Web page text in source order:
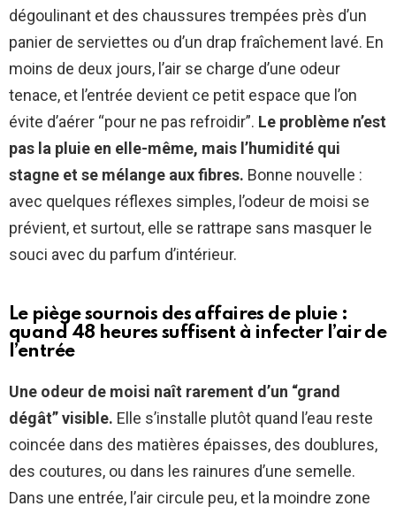
dégoulinant et des chaussures trempées près d’un
panier de serviettes ou d’un drap fraîchement lavé. En
moins de deux jours, l’air se charge d’une odeur
tenace, et l’entrée devient ce petit espace que l’on
évite d’aérer “pour ne pas refroidir”. Le problème n’est
pas la pluie en elle-même, mais l’humidité qui
stagne et se mélange aux fibres. Bonne nouvelle :
avec quelques réflexes simples, l’odeur de moisi se
prévient, et surtout, elle se rattrape sans masquer le
souci avec du parfum d’intérieur.
Le piège sournois des affaires de pluie :
quand 48 heures suffisent à infecter l’air de
l’entrée
Une odeur de moisi naît rarement d’un “grand
dégât” visible. Elle s’installe plutôt quand l’eau reste
coincée dans des matières épaisses, des doublures,
des coutures, ou dans les rainures d’une semelle.
Dans une entrée, l’air circule peu, et la moindre zone